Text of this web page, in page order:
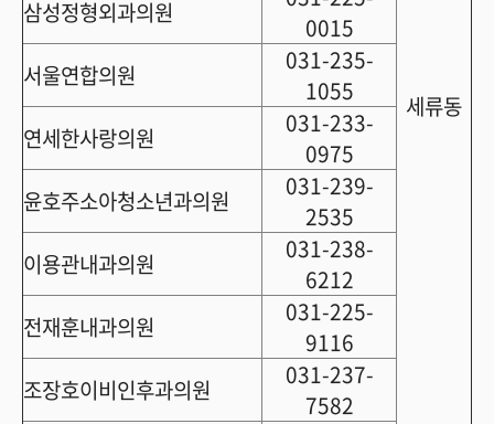
세류동
삼성정형외과의원
0015
서울연합의원
031-235-
1055
연세한사랑의원
031-233-
0975
윤호주소아청소년과의원
031-239-
2535
이용관내과의원
031-238-
6212
전재훈내과의원
031-225-
9116
조장호이비인후과의원
031-237-
7582